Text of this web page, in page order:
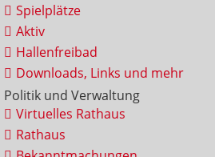
Spielplätze
Aktiv
Hallenfreibad
Downloads, Links und mehr
Politik und Verwaltung
Virtuelles Rathaus
Rathaus